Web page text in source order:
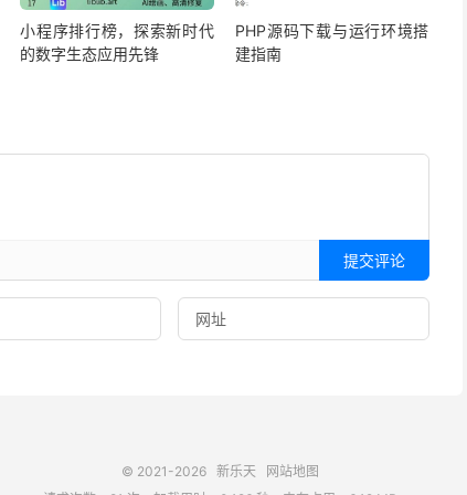
小程序排行榜，探索新时代
的数字生态应用先锋
PHP源码下载与运行环境搭
建指南
提交评论
© 2021-2026 新乐天
网站地图